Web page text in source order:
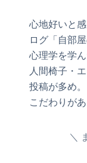
心地好いと
ログ「自部
心理学を学
人間椅子・
投稿が多め
こだわりがあ